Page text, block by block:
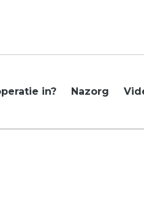
in? Nazorg